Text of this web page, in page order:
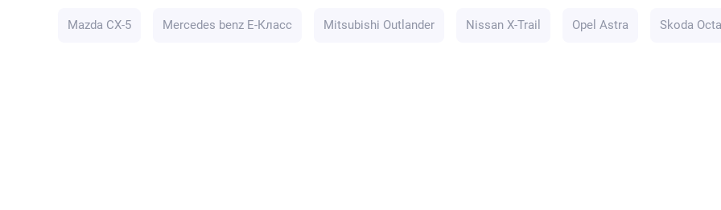
Mazda CX-5 Mercedes benz E-Класс Mitsubishi Outlander Nissan X-Trail Opel Astra Skoda